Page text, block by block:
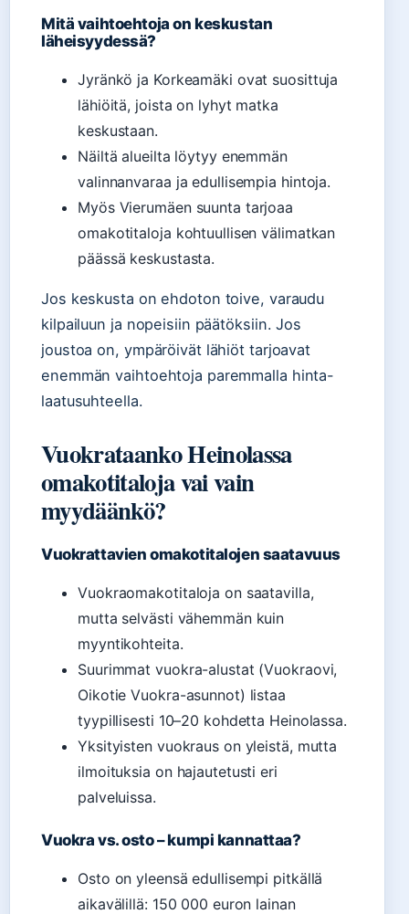
Mitä vaihtoehtoja on keskustan
läheisyydessä?
Jyränkö ja Korkeamäki ovat suosittuja
lähiöitä, joista on lyhyt matka
keskustaan.
Näiltä alueilta löytyy enemmän
valinnanvaraa ja edullisempia hintoja.
Myös Vierumäen suunta tarjoaa
omakotitaloja kohtuullisen välimatkan
päässä keskustasta.
Jos keskusta on ehdoton toive, varaudu
kilpailuun ja nopeisiin päätöksiin. Jos
joustoa on, ympäröivät lähiöt tarjoavat
enemmän vaihtoehtoja paremmalla hinta-
laatusuhteella.
Vuokrataanko Heinolassa
omakotitaloja vai vain
myydäänkö?
Vuokrattavien omakotitalojen saatavuus
Vuokraomakotitaloja on saatavilla,
mutta selvästi vähemmän kuin
myyntikohteita.
Suurimmat vuokra-alustat (Vuokraovi,
Oikotie Vuokra-asunnot) listaa
tyypillisesti 10–20 kohdetta Heinolassa.
Yksityisten vuokraus on yleistä, mutta
ilmoituksia on hajautetusti eri
palveluissa.
Vuokra vs. osto – kumpi kannattaa?
Osto on yleensä edullisempi pitkällä
aikavälillä: 150 000 euron lainan